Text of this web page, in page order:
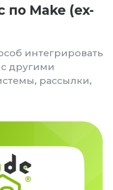
в Google Play /
/ Юкасса и тд
на
в связке?
на
систему
на